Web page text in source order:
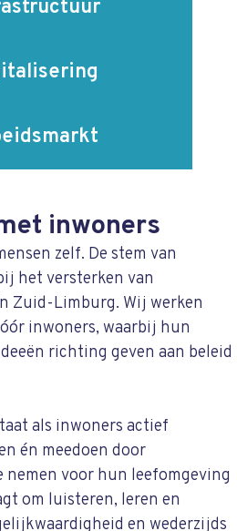
inwoners
zelf. De stem van
het versterken van
Zuid-Limburg. Wij werken
inwoners, waarbij hun
richting geven aan beleid
als inwoners actief
én meedoen door
voor hun leefomgeving
om luisteren, leren en
en wederzijds